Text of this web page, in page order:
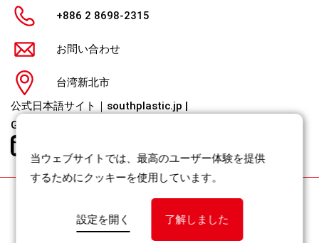
+886 2 8698-2315
お問い合わせ
台湾新北市
公式日本語サイト｜southplastic.jp |
Global / English｜southplastic.com
/ 個人情報保護方針
Copyright 2021 South Plastic Industry Co., Ltd. All Rights
Reserved
当ウェブサイトでは、最高のユーザー体験を提供
するためにクッキーを使用しています。
設定を開く 了解しました